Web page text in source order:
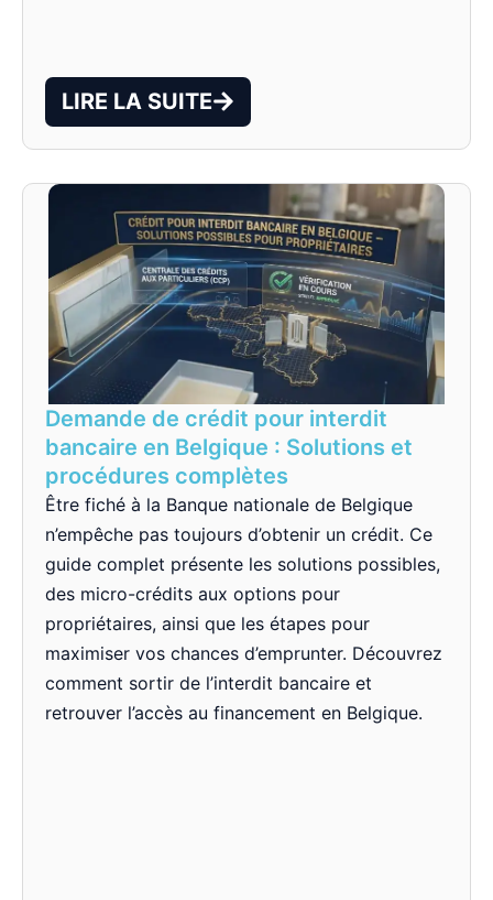
LIRE LA SUITE
Demande de crédit pour interdit
bancaire en Belgique : Solutions et
procédures complètes
Être fiché à la Banque nationale de Belgique
n’empêche pas toujours d’obtenir un crédit. Ce
guide complet présente les solutions possibles,
des micro-crédits aux options pour
propriétaires, ainsi que les étapes pour
maximiser vos chances d’emprunter. Découvrez
comment sortir de l’interdit bancaire et
retrouver l’accès au financement en Belgique.